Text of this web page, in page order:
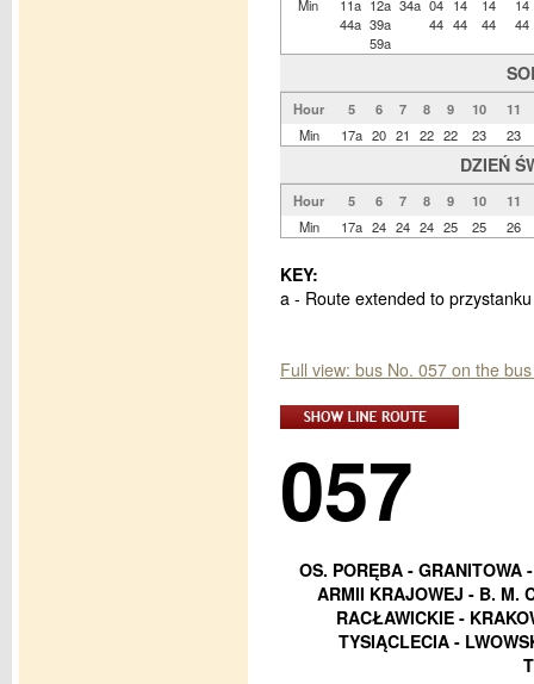
Min
11a
44a
12a
39a
59a
34a 04
44
14
44
14
44
14
44
Hour 5 6 7 8 9 10
11
Min
17a 20 21 22 22 23 23
DZIEŃ
Hour 5 6 7 8 9 10
11
Min
17a 24 24 24 25 25 26
KEY:
a - Route extended to
Full view: bus No. 057 on the
057
OS. PORĘBA -
ARMII KRAJOWEJ - B. M.
RACŁAWICKIE -
TYSIĄCLECIA -